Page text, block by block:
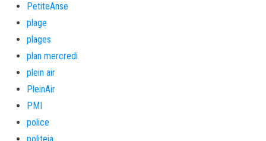
PetiteAnse
plage
plages
plan mercredi
plein air
PleinAir
PMI
police